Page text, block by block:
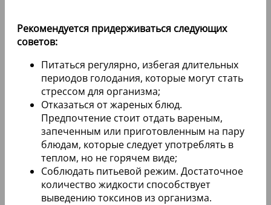
Рекомендуется придерживаться следующих
советов:
Питаться регулярно, избегая длительных
периодов голодания, которые могут стать
стрессом для организма;
Отказаться от жареных блюд.
Предпочтение стоит отдать вареным,
запеченным или приготовленным на пару
блюдам, которые следует употреблять в
теплом, но не горячем виде;
Соблюдать питьевой режим. Достаточное
количество жидкости способствует
выведению токсинов из организма.